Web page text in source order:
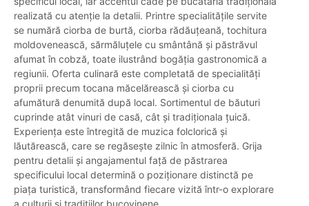
realizată cu atenție la detalii. Printre specialitățile servite
se numără ciorba de burtă, ciorba rădăuțeană, tochitura
moldovenească, sărmăluțele cu smântână și păstrăvul
afumat în cobză, toate ilustrând bogăția gastronomică a
regiunii. Oferta culinară este completată de specialități
proprii precum tocana măcelărească și ciorba cu
afumătură denumită după local. Sortimentul de băuturi
cuprinde atât vinuri de casă, cât și tradiționala țuică.
Experiența este întregită de muzica folclorică și
lăutărească, care se regăsește zilnic în atmosferă. Grija
pentru detalii și angajamentul față de păstrarea
specificului local determină o poziționare distinctă pe
piața turistică, transformând fiecare vizită într-o explorare
a culturii și tradițiilor bucovinene.